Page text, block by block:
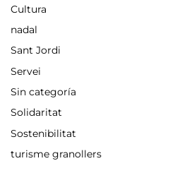
Cultura
nadal
Sant Jordi
Servei
Sin categoría
Solidaritat
Sostenibilitat
turisme granollers